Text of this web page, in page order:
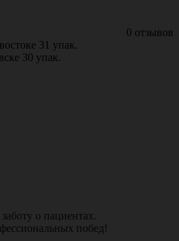
0 отзывов
31 упак.
30 упак.
о пациентах.
побед!